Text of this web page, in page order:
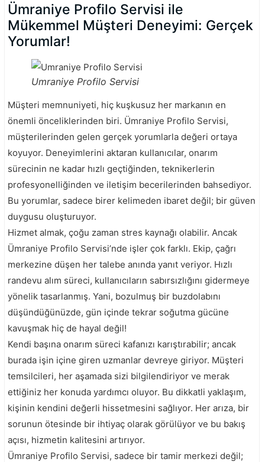
Ümraniye Profilo Servisi ile
Mükemmel Müşteri Deneyimi: Gerçek
Yorumlar!
Umraniye Profilo Servisi
Müşteri memnuniyeti, hiç kuşkusuz her markanın en
önemli önceliklerinden biri. Ümraniye Profilo Servisi,
müşterilerinden gelen gerçek yorumlarla değeri ortaya
koyuyor. Deneyimlerini aktaran kullanıcılar, onarım
sürecinin ne kadar hızlı geçtiğinden, teknikerlerin
profesyonelliğinden ve iletişim becerilerinden bahsediyor.
Bu yorumlar, sadece birer kelimeden ibaret değil; bir güven
duygusu oluşturuyor.
Hizmet almak, çoğu zaman stres kaynağı olabilir. Ancak
Ümraniye Profilo Servisi’nde işler çok farklı. Ekip, çağrı
merkezine düşen her talebe anında yanıt veriyor. Hızlı
randevu alım süreci, kullanıcıların sabırsızlığını gidermeye
yönelik tasarlanmış. Yani, bozulmuş bir buzdolabını
düşündüğünüzde, gün içinde tekrar soğutma gücüne
kavuşmak hiç de hayal değil!
Kendi başına onarım süreci kafanızı karıştırabilir; ancak
burada işin içine giren uzmanlar devreye giriyor. Müşteri
temsilcileri, her aşamada sizi bilgilendiriyor ve merak
ettiğiniz her konuda yardımcı oluyor. Bu dikkatli yaklaşım,
kişinin kendini değerli hissetmesini sağlıyor. Her arıza, bir
sorunun ötesinde bir ihtiyaç olarak görülüyor ve bu bakış
açısı, hizmetin kalitesini artırıyor.
Ümraniye Profilo Servisi, sadece bir tamir merkezi değil;